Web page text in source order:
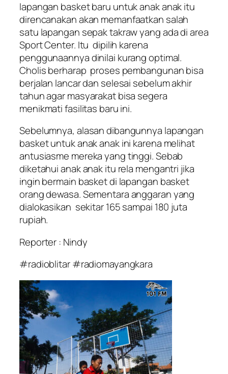
lapangan basket baru untuk anak anak itu
direncanakan akan memanfaatkan salah
satu lapangan sepak takraw yang ada di area
Sport Center. Itu dipilih karena
penggunaannya dinilai kurang optimal.
Cholis berharap proses pembangunan bisa
berjalan lancar dan selesai sebelum akhir
tahun agar masyarakat bisa segera
menikmati fasilitas baru ini.
Sebelumnya, alasan dibangunnya lapangan
basket untuk anak anak ini karena melihat
antusiasme mereka yang tinggi. Sebab
diketahui anak anak itu rela mengantri jika
ingin bermain basket di lapangan basket
orang dewasa. Sementara anggaran yang
dialokasikan sekitar 165 sampai 180 juta
rupiah.
Reporter : Nindy
#radioblitar #radiomayangkara